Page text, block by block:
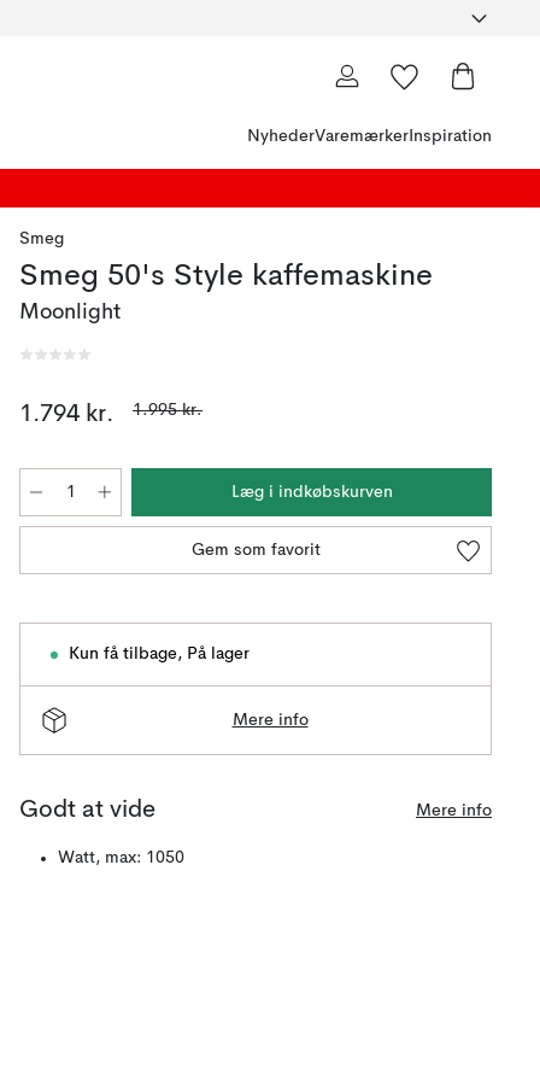
NyhederVaremærker Inspiration
Smeg
Smeg 50's Style kaffemaskine
Moonlight
1.794 kr. 1.995 kr.
Læg i indkøbskurven
Gem som favorit
Kun få tilbage, På lager
Mere info
Godt at vide Mere info
Watt, max: 1050